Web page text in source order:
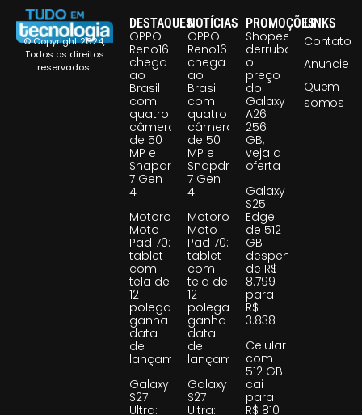
© Copyright 2024,
Todos os direitos
reservados.
DESTAQUES
OPPO
Reno16
chega
ao
Brasil
com
quatro
câmeras
de 50
MP e
Snapdragon
7 Gen
4
Motorola
Moto
Pad 70:
tablet
com
tela de
12
polegadas
ganha
data
de
lançamento
Galaxy
S27
Ultra:
NOTÍCIAS
OPPO
Reno16
chega
ao
Brasil
com
quatro
câmeras
de 50
MP e
Snapdragon
7 Gen
4
Motorola
Moto
Pad 70:
tablet
com
tela de
12
polegadas
ganha
data
de
lançamento
Galaxy
S27
Ultra:
PROMOÇÕES
Shopee
derruba
o
preço
do
Galaxy
A26
256
GB;
veja a
oferta
Galaxy
S25
Edge
de 512
GB
despenca
de R$
8.799
para
R$
3.838
Celular
com
512 GB
cai
para
R$ 810
LINKS
Contato
Anuncie
Quem
somos